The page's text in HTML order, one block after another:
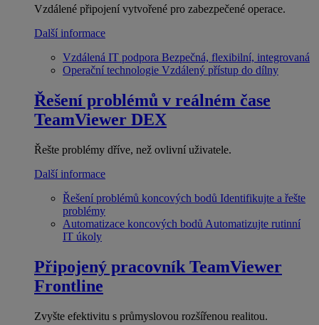
Vzdálené připojení vytvořené pro zabezpečené operace.
Další informace
Vzdálená IT podpora Bezpečná, flexibilní, integrovaná
Operační technologie Vzdálený přístup do dílny
Řešení problémů v reálném čase
TeamViewer DEX
Řešte problémy dříve, než ovlivní uživatele.
Další informace
Řešení problémů koncových bodů Identifikujte a řešte
problémy
Automatizace koncových bodů Automatizujte rutinní
IT úkoly
Připojený pracovník TeamViewer
Frontline
Zvyšte efektivitu s průmyslovou rozšířenou realitou.